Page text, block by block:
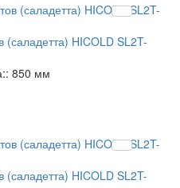
HICOLD SL2T-
850 мм
HICOLD SL2T-